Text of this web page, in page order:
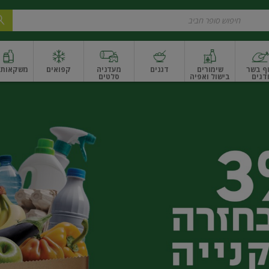
בשר
ודגים
שימורים
בישול ואפיה
דגנים מעדניה
סלטים
ונקניקים
קפואים משקאות
ואגוזיםפירות יבשים ארוזפירות יבשים בתפזורתפיצוחים, אגוזים